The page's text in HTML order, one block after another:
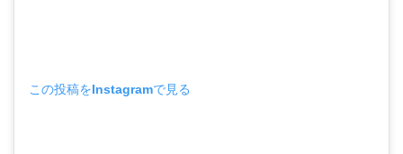
この投稿をInstagramで見る